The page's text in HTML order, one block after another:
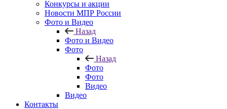
Конкурсы и акции
Новости МПР России
Фото и Видео
Назад
Фото и Видео
Фото
Назад
Фото
Фото
Видео
Видео
Контакты